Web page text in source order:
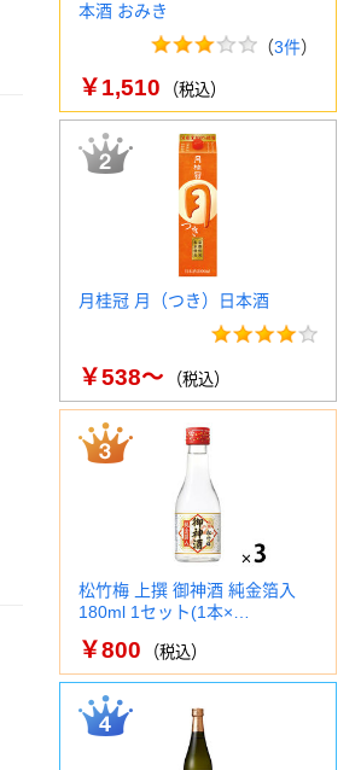
本酒 おみき
（3件）
￥1,510 （税込）
月桂冠 月（つき）日本酒
￥538～ （税込）
松竹梅 上撰 御神酒 純金箔入
180ml 1セット(1本×…
￥800 （税込）